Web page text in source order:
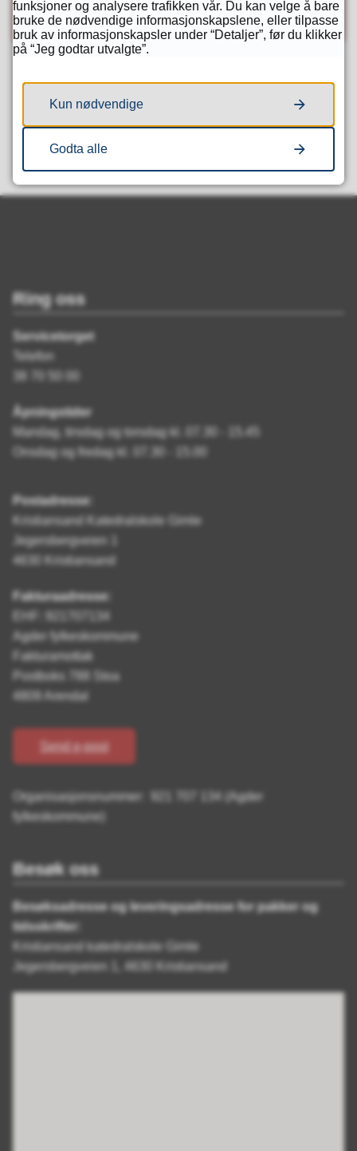
post
Fant du det du lette etter?
Ja Nei
Ring oss
Servicetorget
Telefon
Åpningstider
Mandag, tirsdag og torsdag kl. 07.30 - 15.45
Onsdag og fredag kl. 07.30 - 15.00
Postadresse:
Kristiansand Katedralskole Gimle
Jegersbergveien 1
4630 Kristiansand
Fakturaadresse:
EHF: 921707134
Agder fylkeskommune
Fakturamottak
Postboks 788 Stoa
4809 Arendal
Send e-post
Organisasjonsnummer: 921 707 134 (Agder
fylkeskommune)
Besøk oss
Besøksadresse og leveringsadresse for pakker og
tidsskrifter:
Kristiansand katedralskole Gimle
Jegersbergveien 1, 4630 Kristiansand
funksjoner og analysere trafikken vår. Du kan velge å bare
bruke de nødvendige informasjonskapslene, eller tilpasse
bruk av informasjonskapsler under “Detaljer”, før du klikker
på “Jeg godtar utvalgte”.
Kun nødvendige
Godta alle